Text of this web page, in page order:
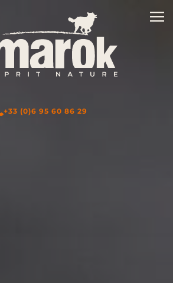
+33 (0)6 95 60 86 29